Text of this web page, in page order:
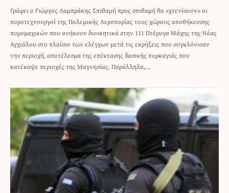
Γράφει ο Γιώργος Λαμπράκης Σπιθαμή προς σπιθαμή θα «χτενίσουν» οι
πυροτεχνουργοί της Πολεμικής Αεροπορίας τους χώρους αποθήκευσης
πυρομαχικών που ανήκουν διοικητικά στην 111 Πτέρυγα Μάχης της Νέας
Αγχιάλου στο πλαίσιο των ελέγχων μετά τις εκρήξεις που συγκλόνισαν
την περιοχή, αποτέλεσμα της επέκτασης δασικής πυρκαγιάς που
κατέκαψε περιοχές της Μαγνησίας. Παράλληλα,…